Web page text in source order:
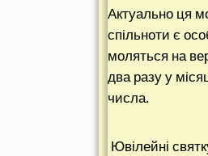
Актуально ця
спільноти є
моляться на
два разу у
числа.
Ювілейні